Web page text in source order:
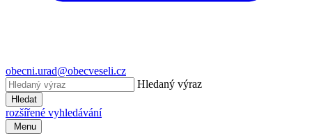
obecni.urad@obecveseli.cz
Hledaný výraz
Hledat
rozšířené vyhledávání
Menu